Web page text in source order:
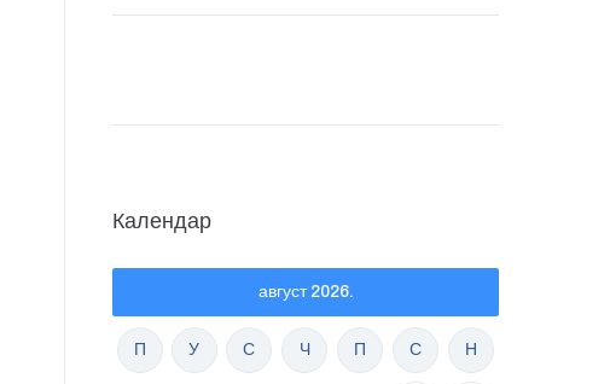
Календар
август 2026.
П У С Ч П С Н